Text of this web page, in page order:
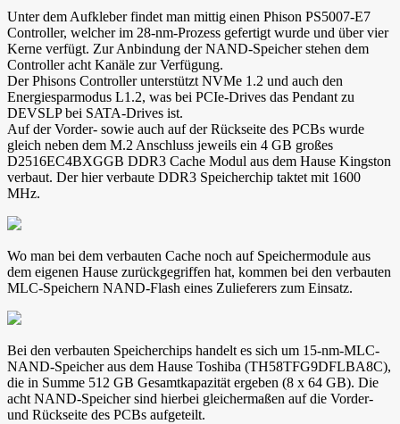
Unter dem Aufkleber findet man mittig einen Phison PS5007-E7
Controller, welcher im 28-nm-Prozess gefertigt wurde und über vier
Kerne verfügt. Zur Anbindung der NAND-Speicher stehen dem
Controller acht Kanäle zur Verfügung.
Der Phisons Controller unterstützt NVMe 1.2 und auch den
Energiesparmodus L1.2, was bei PCIe-Drives das Pendant zu
DEVSLP bei SATA-Drives ist.
Auf der Vorder- sowie auch auf der Rückseite des PCBs wurde
gleich neben dem M.2 Anschluss jeweils ein 4 GB großes
D2516EC4BXGGB DDR3 Cache Modul aus dem Hause Kingston
verbaut. Der hier verbaute DDR3 Speicherchip taktet mit 1600
MHz.
Wo man bei dem verbauten Cache noch auf Speichermodule aus
dem eigenen Hause zurückgegriffen hat, kommen bei den verbauten
MLC-Speichern NAND-Flash eines Zulieferers zum Einsatz.
Bei den verbauten Speicherchips handelt es sich um 15-nm-MLC-
NAND-Speicher aus dem Hause Toshiba (TH58TFG9DFLBA8C),
die in Summe 512 GB Gesamtkapazität ergeben (8 x 64 GB). Die
acht NAND-Speicher sind hierbei gleichermaßen auf die Vorder-
und Rückseite des PCBs aufgeteilt.